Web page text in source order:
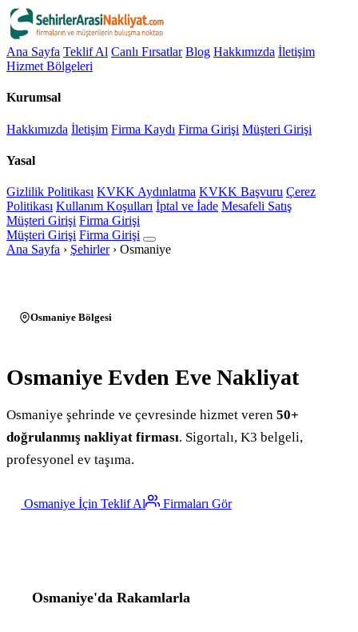
Ana Sayfa Teklif Al Canlı Fırsatlar Blog Hakkımızda İletişim
Hizmet Bölgeleri
Kurumsal
Hakkımızda İletişim Firma Kaydı Firma Girişi Müşteri Girişi
Yasal
Gizlilik Politikası KVKK Aydınlatma KVKK Başvuru Çerez
Politikası Kullanım Koşulları İptal ve İade Mesafeli Satış
Müşteri Girişi Firma Girişi
Müşteri Girişi Firma Girişi
Ana Sayfa › Şehirler › Osmaniye
Osmaniye Bölgesi
Osmaniye Evden Eve Nakliyat
Osmaniye şehrinde ve çevresinde hizmet veren 50+
doğrulanmış nakliyat firması. Sigortalı, K3 belgeli,
profesyonel ev taşıma.
Osmaniye İçin Teklif Al Firmaları Gör
Osmaniye'da Rakamlarla